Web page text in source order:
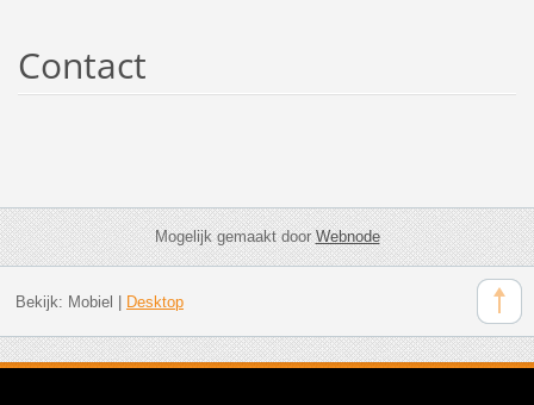
Contact
Mogelijk gemaakt doorWebnode
Bekijk: Mobiel Desktop